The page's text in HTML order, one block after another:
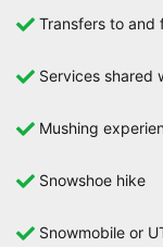
Transfers to and
Services shared
Mushing
Snowshoe hike
Snowmobile or